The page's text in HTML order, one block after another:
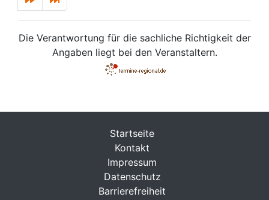
Die Verantwortung für die sachliche Richtigkeit der
Angaben liegt bei den Veranstaltern.
Startseite
Kontakt
Impressum
Datenschutz
Barrierefreiheit